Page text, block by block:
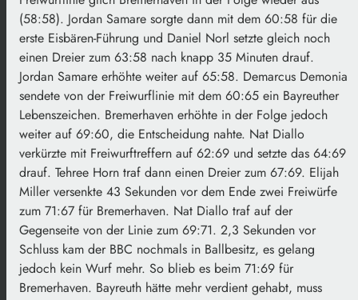
(58:58). Jordan Samare sorgte dann mit dem 60:58 für die
erste Eisbären-Führung und Daniel Norl setzte gleich noch
einen Dreier zum 63:58 nach knapp 35 Minuten drauf.
Jordan Samare erhöhte weiter auf 65:58. Demarcus Demonia
sendete von der Freiwurflinie mit dem 60:65 ein Bayreuther
Lebenszeichen. Bremerhaven erhöhte in der Folge jedoch
weiter auf 69:60, die Entscheidung nahte. Nat Diallo
verkürzte mit Freiwurftreffern auf 62:69 und setzte das 64:69
drauf. Tehree Horn traf dann einen Dreier zum 67:69. Elijah
Miller versenkte 43 Sekunden vor dem Ende zwei Freiwürfe
zum 71:67 für Bremerhaven. Nat Diallo traf auf der
Gegenseite von der Linie zum 69:71. 2,3 Sekunden vor
Schluss kam der BBC nochmals in Ballbesitz, es gelang
jedoch kein Wurf mehr. So blieb es beim 71:69 für
Bremerhaven. Bayreuth hätte mehr verdient gehabt, muss